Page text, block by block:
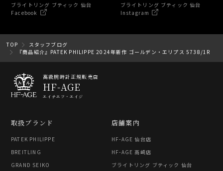
ブライトリング ブティック 仙台
Facebook
ブライトリング ブティック 仙台
Instagram
TOP
スタッフブログ
『商品紹介』PATEK PHILIPPE 2024年新作 ゴールデン・エリプス 5738/1R
高級腕時計正規販売店
HF-AGE
エイチエフ・エイジ
取扱ブランド
PATEK PHILIPPE
BREITLING
GRAND SEIKO
店舗案内
HF-AGE 仙台店
HF-AGE 高崎店
ブライトリング ブティック 仙台